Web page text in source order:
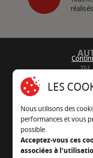
251
05
LES
Nous utilisons des
performances et vous
possible.
Acceptez-vous ces
associées à